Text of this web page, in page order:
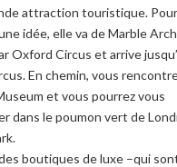
attraction touristique.
idée, elleva de Marble Arch
Oxford Circus et arrive
. En chemin, vous
et vous pourrez vous
dans lepoumon vert de
.
boutiques de luxe –qui